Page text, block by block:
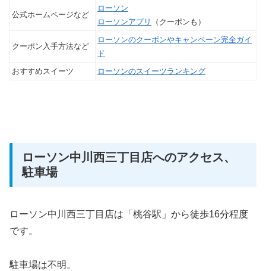
公式ホームページなど
ローソン
ローソンアプリ
（クーポンも）
クーポン入手方法など
ローソンのクーポンやキャンペーン完全ガイ
ド
おすすめスイーツ
ローソンのスイーツランキング
ローソン中川西三丁目店へのアクセス、
駐車場
ローソン中川西三丁目店は「桃谷駅」から徒歩16分程度
です。
駐車場は不明。